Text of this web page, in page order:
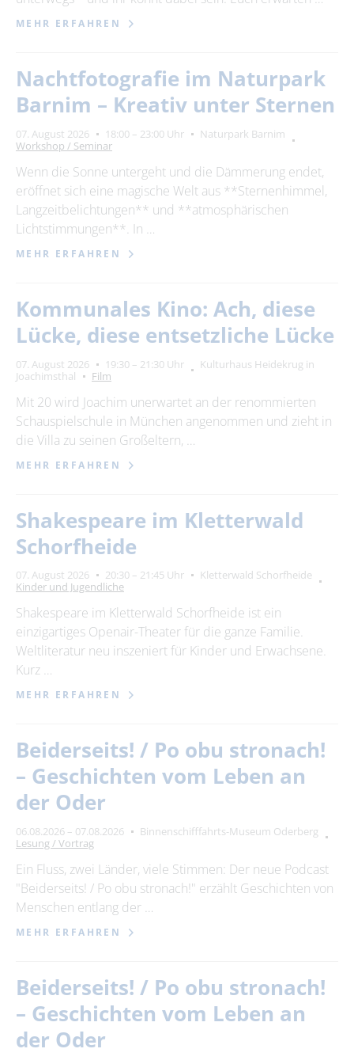
MEHR ERFAHREN
Nachtfotografie im Naturpark
Barnim – Kreativ unter Sternen
07. August 2026 18:00 – 23:00 Uhr
Naturpark Barnim
Workshop / Seminar
Wenn die Sonne untergeht und die Dämmerung endet,
eröffnet sich eine magische Welt aus **Sternenhimmel,
Langzeitbelichtungen** und **atmosphärischen
Lichtstimmungen**. In …
MEHR ERFAHREN
Kommunales Kino: Ach, diese
Lücke, diese entsetzliche Lücke
07. August 2026 19:30 – 21:30 Uhr
Kulturhaus Heidekrug in
Joachimsthal
Film
Mit 20 wird Joachim unerwartet an der renommierten
Schauspielschule in München angenommen und zieht in
die Villa zu seinen Großeltern, …
MEHR ERFAHREN
Shakespeare im Kletterwald
Schorfheide
07. August 2026 20:30 – 21:45 Uhr
Kletterwald Schorfheide
Kinder und Jugendliche
Shakespeare im Kletterwald Schorfheide ist ein
einzigartiges Openair-Theater für die ganze Familie.
Weltliteratur neu inszeniert für Kinder und Erwachsene.
Kurz …
MEHR ERFAHREN
Beiderseits! / Po obu stronach!
– Geschichten vom Leben an
der Oder
06.08.2026 – 07.08.2026
Binnenschifffahrts-Museum Oderberg
Lesung / Vortrag
Ein Fluss, zwei Länder, viele Stimmen: Der neue Podcast
"Beiderseits! / Po obu stronach!" erzählt Geschichten von
Menschen entlang der …
MEHR ERFAHREN
Beiderseits! / Po obu stronach!
– Geschichten vom Leben an
der Oder